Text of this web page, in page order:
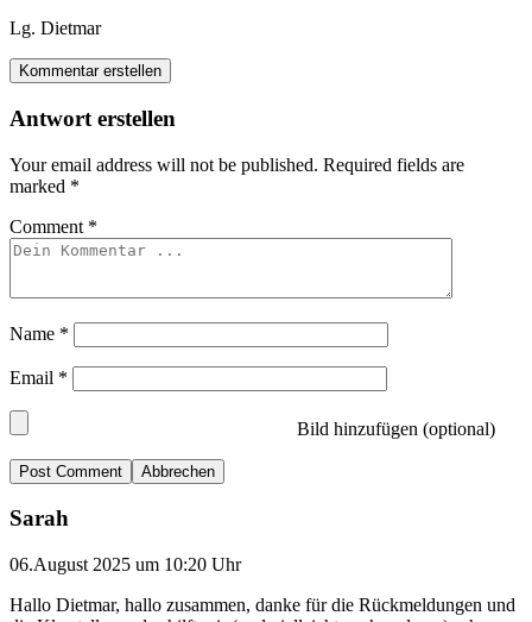
Lg. Dietmar
Kommentar erstellen
Antwort erstellen
Your email address will not be published. Required fields are
marked *
Comment *
Name *
Email *
Bild hinzufügen (optional)
Abbrechen
Sarah
06.August 2025 um 10:20 Uhr
Hallo Dietmar, hallo zusammen, danke für die Rückmeldungen und